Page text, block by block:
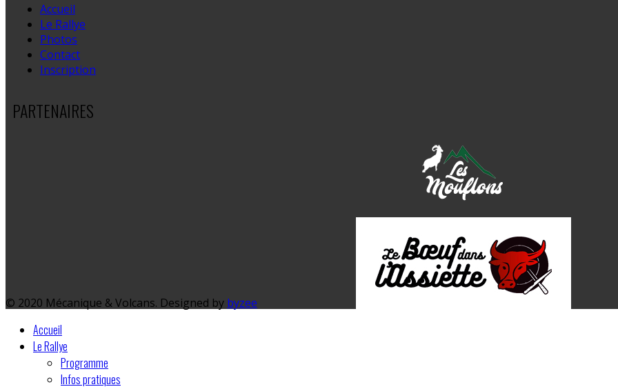
Accueil
Le Rallye
Photos
Contact
Inscription
PARTENAIRES
© 2020 Mécanique & Volcans. Designed by byzee
Accueil
Le Rallye
Programme
Infos pratiques